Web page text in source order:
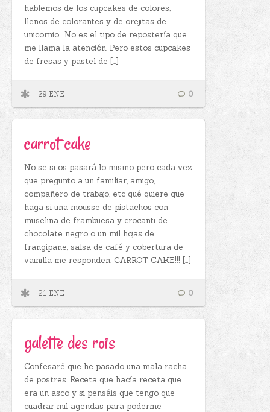
hablemos de los cupcakes de colores,
llenos de colorantes y de orejitas de
unicornio… No es el tipo de repostería que
me llama la atención. Pero estos cupcakes
de fresas y pastel de […]
29 ENE 0
carrot cake
No se si os pasará lo mismo pero cada vez
que pregunto a un familiar, amigo,
compañero de trabajo, etc qué quiere que
haga si una mousse de pistachos con
muselina de frambuesa y crocanti de
chocolate negro o un mil hojas de
frangipane, salsa de café y cobertura de
vainilla me responden: CARROT CAKE!!! […]
21 ENE 0
galette des rois
Confesaré que he pasado una mala racha
de postres. Receta que hacía receta que
era un asco y si pensáis que tengo que
cuadrar mil agendas para poderme